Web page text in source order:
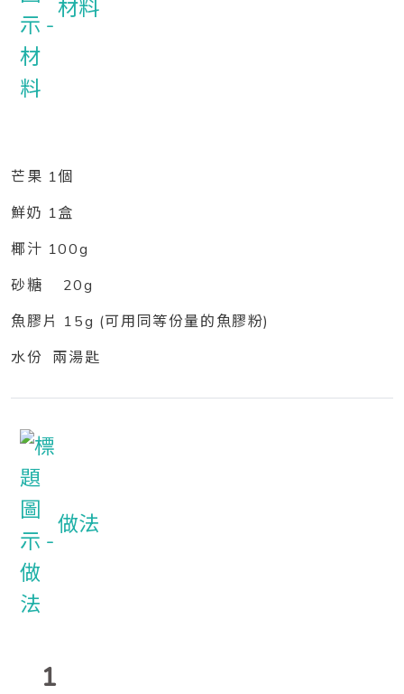
材料
芒果 1個
鮮奶 1盒
椰汁 100g
砂糖 20g
魚膠片 15g (可用同等份量的魚膠粉)
水份 兩湯匙
做法
1